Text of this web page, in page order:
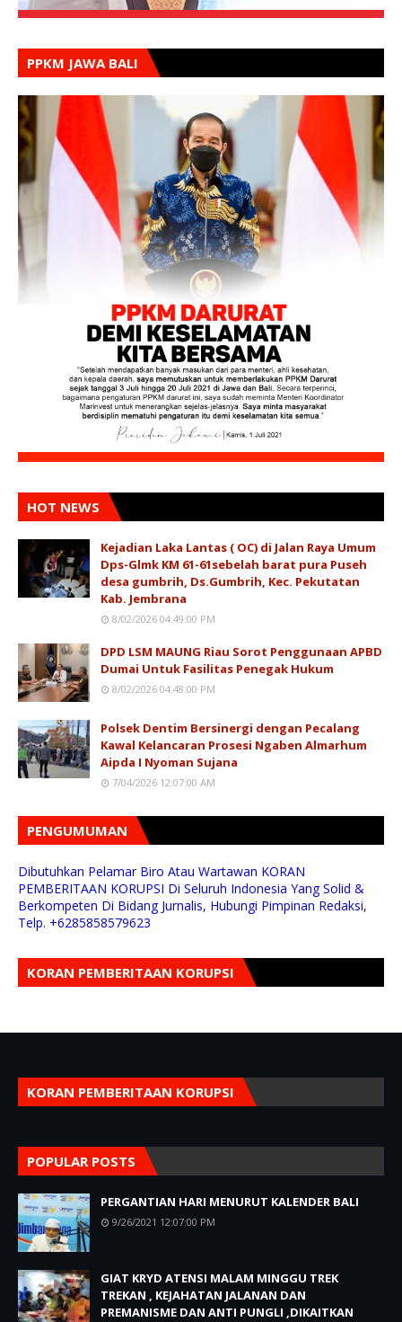
PPKM JAWA BALI
HOT NEWS
Kejadian Laka Lantas ( OC) di Jalan Raya Umum
Dps-Glmk KM 61-61sebelah barat pura Puseh
desa gumbrih, Ds.Gumbrih, Kec. Pekutatan
Kab. Jembrana
8/02/2026 04:49:00 PM
DPD LSM MAUNG Riau Sorot Penggunaan APBD
Dumai Untuk Fasilitas Penegak Hukum
8/02/2026 04:48:00 PM
Polsek Dentim Bersinergi dengan Pecalang
Kawal Kelancaran Prosesi Ngaben Almarhum
Aipda I Nyoman Sujana
7/04/2026 12:07:00 AM
PENGUMUMAN
Dibutuhkan Pelamar Biro Atau Wartawan KORAN
PEMBERITAAN KORUPSI Di Seluruh Indonesia Yang Solid &
Berkompeten Di Bidang Jurnalis, Hubungi Pimpinan Redaksi,
Telp. +6285858579623
KORAN PEMBERITAAN KORUPSI
KORAN PEMBERITAAN KORUPSI
POPULAR POSTS
PERGANTIAN HARI MENURUT KALENDER BALI
9/26/2021 12:07:00 PM
GIAT KRYD ATENSI MALAM MINGGU TREK
TREKAN , KEJAHATAN JALANAN DAN
PREMANISME DAN ANTI PUNGLI ,DIKAITKAN